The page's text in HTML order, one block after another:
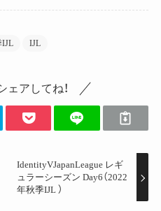
IJL IJL
ェアしてね！
IdentityVJapanLeague レギ
ュラーシーズン Day6（2022
年秋季IJL ）